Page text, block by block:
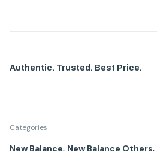
Authentic. Trusted. Best Price.
Categories
New Balance New Balance Others